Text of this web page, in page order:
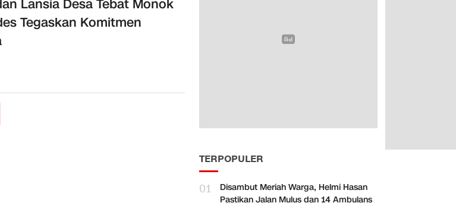
Lansia Desa Tebat Monok
Tegaskan Komitmen
TERPOPULER
01
Disambut Meriah Warga, Helmi Hasan
Pastikan Jalan Mulus dan 14 Ambulans